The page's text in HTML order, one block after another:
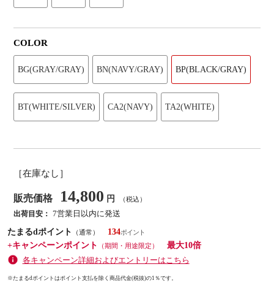
COLOR
BG(GRAY/GRAY) BN(NAVY/GRAY) BP(BLACK/GRAY)
BT(WHITE/SILVER) CA2(NAVY) TA2(WHITE)
［在庫なし］
販売価格 14,800 円 （税込）
出荷目安： 7営業日以内に発送
たまるdポイント
（通常）
134
+キャンペーンポイント
（期間・用途限定）
最大10倍
各キャンペーン詳細およびエントリーはこちら
※たまるdポイントはポイント支払を除く商品代金(税抜)の1％です。